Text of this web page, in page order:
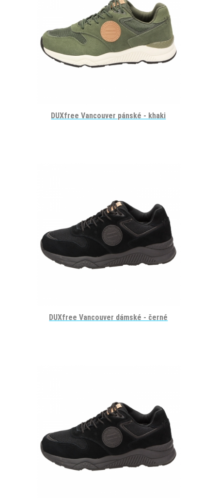
DUXfree Vancouver pánské - khaki
DUXfree Vancouver dámské - černé